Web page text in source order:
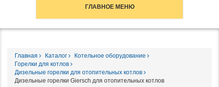
ГЛАВНОЕ МЕНЮ
Главная Каталог
Котельное оборудование
Горелки для котлов
Дизельные горелки для отопительных котлов
Дизельные горелки Giersch для отопительных котлов